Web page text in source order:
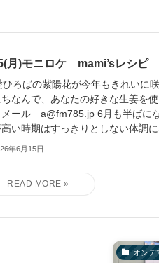
月)モニロケ mami’sレシピ
ひろばの紫陽花が今年もきれいに
ちなんで、あなたの好きな生姜を
メール a@fm785.jp 6月も半ばに
高い時期はすっきりとしない体調に
年6月15日
オンデ